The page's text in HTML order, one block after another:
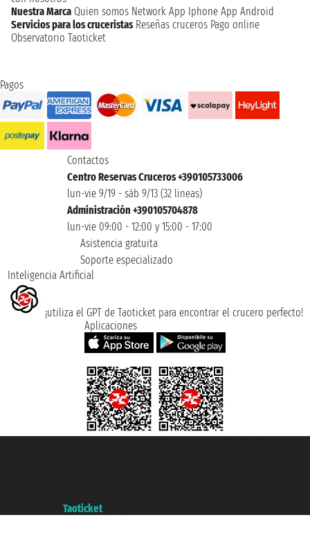
Nuestra Marca Quien somos Network App Iphone App Android
Servicios para los cruceristas Reseñas cruceros Pago online
Observatorio Taoticket
Pagos
Contactos
Centro Reservas Cruceros +390105733006
lun-vie 9/19 - sáb 9/13 (32 lineas)
Administración +390105704878
lun-vie 09:00 - 12:00 y 15:00 - 17:00
Asistencia gratuita
Soporte especializado
Inteligencia Artificial
¡utiliza el GPT de Taoticket para encontrar el crucero perfecto!
Aplicaciones
Taoticket